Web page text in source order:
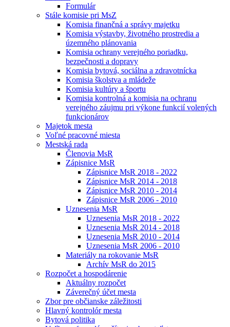
Formulár
Stále komisie pri MsZ
Komisia finančná a správy majetku
Komisia výstavby, životného prostredia a
územného plánovania
Komisia ochrany verejného poriadku,
bezpečnosti a dopravy
Komisia bytová, sociálna a zdravotnícka
Komisia školstva a mládeže
Komisia kultúry a športu
Komisia kontrolná a komisia na ochranu
verejného záujmu pri výkone funkcií volených
funkcionárov
Majetok mesta
Voľné pracovné miesta
Mestská rada
Členovia MsR
Zápisnice MsR
Zápisnice MsR 2018 - 2022
Zápisnice MsR 2014 - 2018
Zápisnice MsR 2010 - 2014
Zápisnice MsR 2006 - 2010
Uznesenia MsR
Uznesenia MsR 2018 - 2022
Uznesenia MsR 2014 - 2018
Uznesenia MsR 2010 - 2014
Uznesenia MsR 2006 - 2010
Materiály na rokovanie MsR
Archív MsR do 2015
Rozpočet a hospodárenie
Aktuálny rozpočet
Záverečný účet mesta
Zbor pre občianske záležitosti
Hlavný kontrolór mesta
Bytová politika